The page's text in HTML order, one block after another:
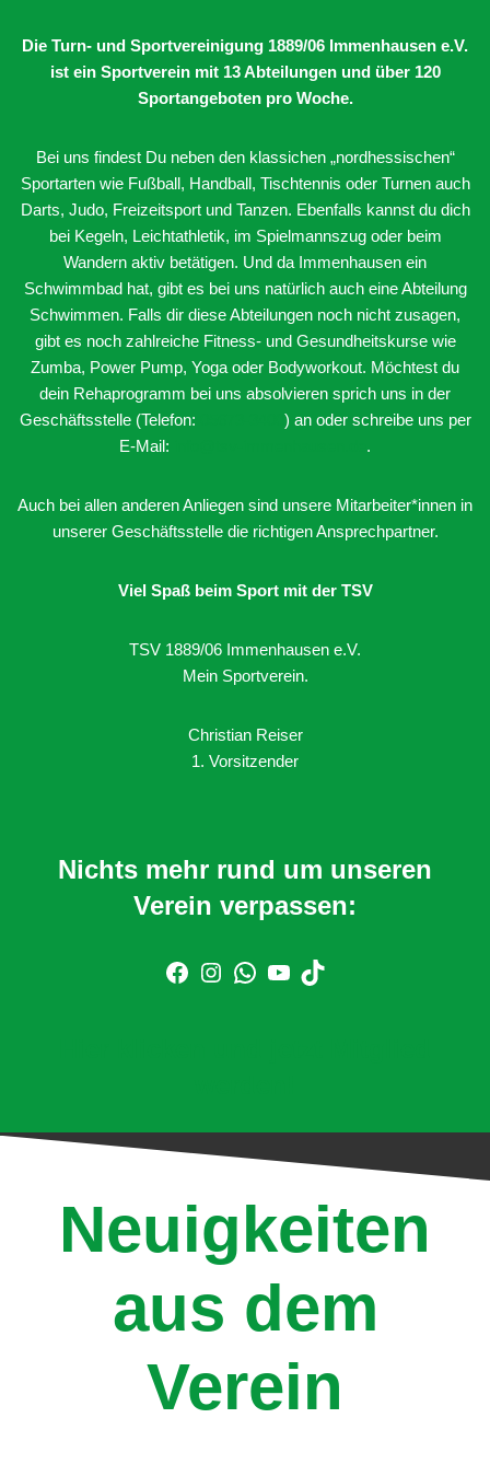
Die Turn- und Sportvereinigung 1889/06 Immenhausen e.V.
ist ein Sportverein mit 13 Abteilungen und über 120
Sportangeboten pro Woche.
Bei uns findest Du neben den klassichen „nordhessischen“
Sportarten wie Fußball, Handball, Tischtennis oder Turnen auch
Darts, Judo, Freizeitsport und Tanzen. Ebenfalls kannst du dich
bei Kegeln, Leichtathletik, im Spielmannszug oder beim
Wandern aktiv betätigen. Und da Immenhausen ein
Schwimmbad hat, gibt es bei uns natürlich auch eine Abteilung
Schwimmen. Falls dir diese Abteilungen noch nicht zusagen,
gibt es noch zahlreiche Fitness- und Gesundheitskurse wie
Zumba, Power Pump, Yoga oder Bodyworkout. Möchtest du
dein Rehaprogramm bei uns absolvieren sprich uns in der
Geschäftsstelle (Telefon:
) an oder schreibe uns per
E-Mail:
.
Auch bei allen anderen Anliegen sind unsere Mitarbeiter*innen in
unserer Geschäftsstelle die richtigen Ansprechpartner.
Viel Spaß beim Sport mit der TSV
TSV 1889/06 Immenhausen e.V.
Mein Sportverein.
Christian Reiser
1. Vorsitzender
Nichts mehr rund um unseren
Verein verpassen:
Neuigkeiten
aus dem
Verein